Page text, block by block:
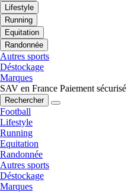
Lifestyle
Running
Equitation
Randonnée
Autres sports
Déstockage
Marques
SAV en France Paiement sécurisé
Rechercher
Football
Lifestyle
Running
Equitation
Randonnée
Autres sports
Déstockage
Marques